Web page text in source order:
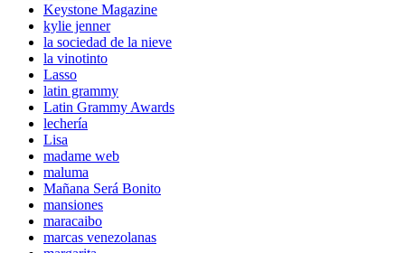
Keystone Magazine
kylie jenner
la sociedad de la nieve
la vinotinto
Lasso
latin grammy
Latin Grammy Awards
lechería
Lisa
madame web
maluma
Mañana Será Bonito
mansiones
maracaibo
marcas venezolanas